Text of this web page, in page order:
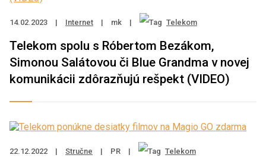
14.02.2023 | Internet | mk | Telekom
Telekom spolu s Róbertom Bezákom,
Simonou Salátovou či Blue Grandma v novej
komunikácii zdôrazňujú rešpekt (VIDEO)
22.12.2022 | Stručne | PR | Telekom